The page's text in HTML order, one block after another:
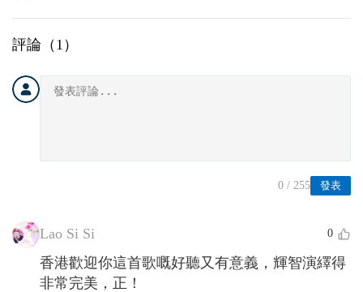
評論（ 1 ）
發表
0 / 255
Lao Si Si 0
香港歡迎你這首歌嘅好聽又有意義，輝智演繹得
非常完美，正！